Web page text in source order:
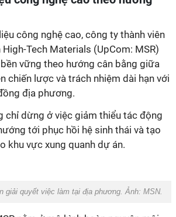
công nghệ cao, công ty thành viên
Tech Materials (UpCom: MSR)
vững theo hướng cân bằng giữa
chiến lược và trách nhiệm dài hạn với
địa phương.
chỉ dừng ở việc giảm thiểu tác động
tới phục hồi hệ sinh thái và tạo
khu vực xung quanh dự án.
giải quyết việc làm tại địa phương. Ảnh: MSN.